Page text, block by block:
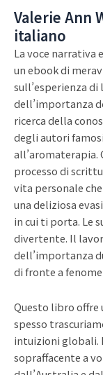
Valerie Ann
italiano
La voce narrativa
un ebook di
sull’esperienza
dell’importanza
ricerca della
degli autori
all’aromaterapia.
processo di
vita personale
una deliziosa
in cui ti porta. Le
divertente. Il
dell’importanza
di fronte a
Questo libro offre
spesso
intuizioni globali.
sopraffacente a